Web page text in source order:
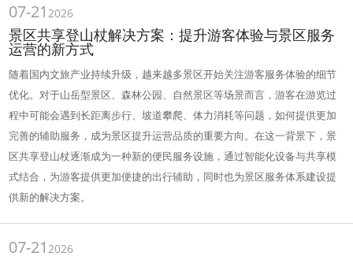
07-212026
景区共享登山杖解决方案：提升游客体验与景区服务
运营的新方式
随着国内文旅产业持续升级，越来越多景区开始关注游客服务体验的细节
优化。对于山岳型景区、森林公园、自然景区等场景而言，游客在游览过
程中可能会遇到长距离步行、坡道攀爬、体力消耗等问题，如何提供更加
完善的辅助服务，成为景区提升运营品质的重要方向。在这一背景下，景
区共享登山杖逐渐成为一种新的便民服务设施，通过智能化设备与共享模
式结合，为游客提供更加便捷的出行辅助，同时也为景区服务体系建设提
供新的解决方案。
07-212026